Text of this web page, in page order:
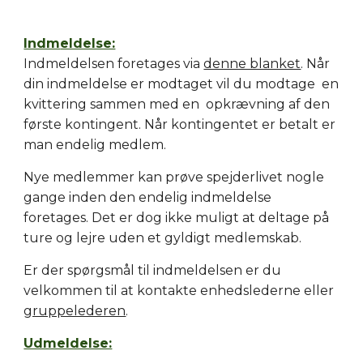
Indmeldelse:
Indmeldelsen foretages via denne blanket. Når
din indmeldelse er modtaget vil du modtage en
kvittering sammen med en opkrævning af den
første kontingent. Når kontingentet er betalt er
man endelig medlem.
Nye medlemmer kan prøve spejderlivet nogle
gange inden den endelig indmeldelse
foretages. Det er dog ikke muligt at deltage på
ture og lejre uden et gyldigt medlemskab.
Er der spørgsmål til indmeldelsen er du
velkommen til at kontakte enheds lederne eller
gruppelederen.
Udmeldelse: